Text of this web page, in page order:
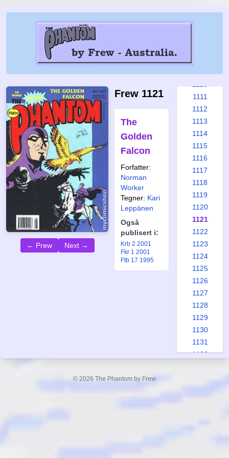
← Prew Next →
Frew 1121
The
Golden
Falcon
Forfatter:
Norman
Worker
Tegner: Kari
Leppänen
Også
publisert i:
Krb 2 2001
Fkr 1 2001
Ftb 17 1995
1104
1105
1111
1112
1113
1114
1115
1116
1117
1118
1119
1120
1121
1122
1123
1124
1125
1126
1127
1128
1129
1130
1131
1132
© 2026 The Phantom by Frew